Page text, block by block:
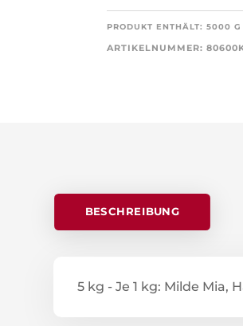
MENGE
PRODUKT ENTHÄLT: 5000G
ARTIKELNUMMER:
BESCHREIBUNG
5 kg - Je 1 kg: Milde Mia,